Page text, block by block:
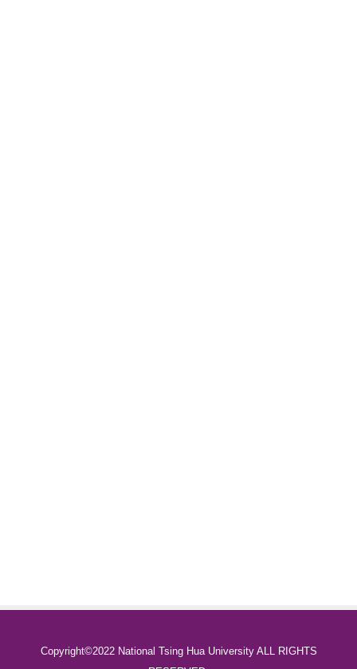
Copyright©2022 National Tsing Hua University ALL RIGHTS